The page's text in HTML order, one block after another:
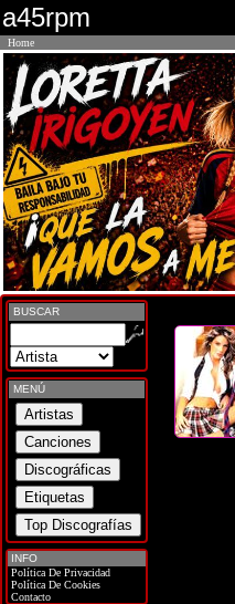
a45rpm
Home
BUSCAR
MENÚ
INFO
Política De Privacidad
Política De Cookies
Contacto